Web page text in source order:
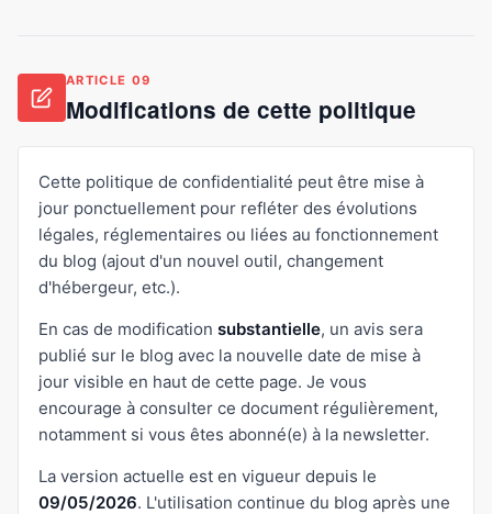
ARTICLE 09
Modifications de cette politique
Cette politique de confidentialité peut être mise à
jour ponctuellement pour refléter des évolutions
légales, réglementaires ou liées au fonctionnement
du blog (ajout d'un nouvel outil, changement
d'hébergeur, etc.).
En cas de modification substantielle, un avis sera
publié sur le blog avec la nouvelle date de mise à
jour visible en haut de cette page. Je vous
encourage à consulter ce document régulièrement,
notamment si vous êtes abonné(e) à la newsletter.
La version actuelle est en vigueur depuis le
09/05/2026. L'utilisation continue du blog après une